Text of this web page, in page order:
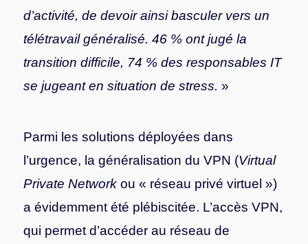
d’activité, de devoir ainsi basculer vers un
télétravail généralisé. 46 % ont jugé la
transition difficile, 74 % des responsables IT
se jugeant en situation de stress. »
Parmi les solutions déployées dans
l’urgence, la généralisation du VPN (Virtual
Private Networkou « réseau privé virtuel »)
a évidemment été plébiscitée. L’accès VPN,
qui permet d’accéder au réseau de